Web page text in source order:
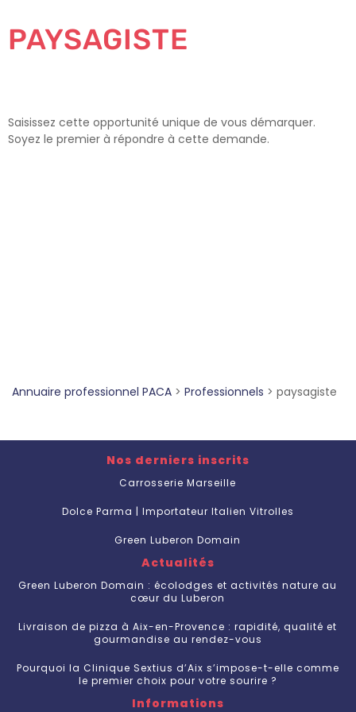
PAYSAGISTE
Saisissez cette opportunité unique de vous démarquer.
Soyez le premier à répondre à cette demande.
Annuaire professionnel PACA > Professionnels > paysagiste
Nos derniers inscrits
Carrosserie Marseille
Dolce Parma | Importateur Italien Vitrolles
Green Luberon Domain
Actualités
Green Luberon Domain : écolodges et activités nature au
cœur du Luberon
Livraison de pizza à Aix-en-Provence : rapidité, qualité et
gourmandise au rendez-vous
Pourquoi la Clinique Sextius d’Aix s’impose-t-elle comme
le premier choix pour votre sourire ?
Informations